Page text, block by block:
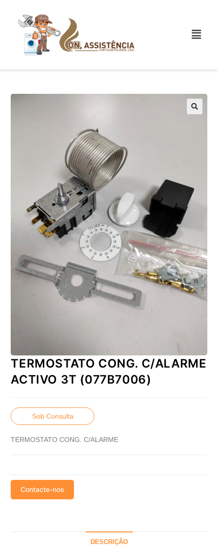
TERMOSTATO CONG. C/ALARME
ACTIVO 3T (077B7006)
Sob Consulta
TERMOSTATO CONG. C/ALARME
Contacte-nos
DESCRIÇÃO